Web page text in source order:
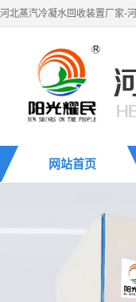
河北蒸汽冷凝水回收装置厂家-
网站首页